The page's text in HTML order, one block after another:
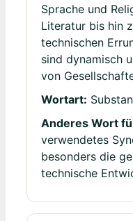
Sprache und
Literatur bis hin
technischen
sind dynamisch
von
Wortart:
Anderes Wort
verwendetes
besonders die
technische